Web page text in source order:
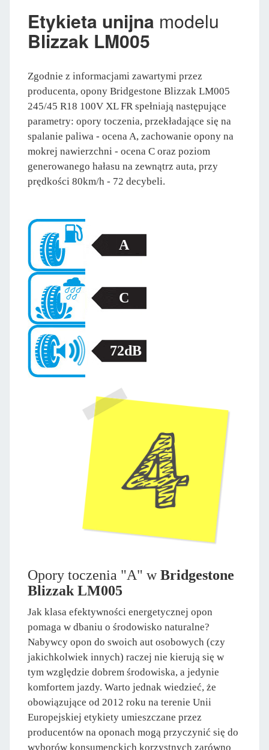
Etykieta unijna modelu
Blizzak LM005
Zgodnie z informacjami zawartymi przez
producenta, opony Bridgestone Blizzak LM005
245/45 R18 100V XL FR spełniają następujące
parametry: opory toczenia, przekładające się na
spalanie paliwa - ocena A, zachowanie opony na
mokrej nawierzchni - ocena C oraz poziom
generowanego hałasu na zewnątrz auta, przy
prędkości 80km/h - 72 decybeli.
A
C
72dB
Opory toczenia "A" wBridgestone
Blizzak LM005
Jak klasa efektywności energetycznej opon
pomaga w dbaniu o środowisko naturalne?
Nabywcy opon do swoich aut osobowych (czy
jakichkolwiek innych) raczej nie kierują się w
tym względzie dobrem środowiska, a jedynie
komfortem jazdy. Warto jednak wiedzieć, że
obowiązujące od 2012 roku na terenie Unii
Europejskiej etykiety umieszczane przez
producentów na oponach mogą przyczynić się do
wyborów konsumenckich korzystnych zarówno